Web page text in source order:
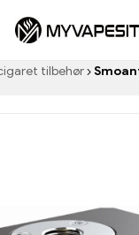
tilbehør Smoant Pasito II